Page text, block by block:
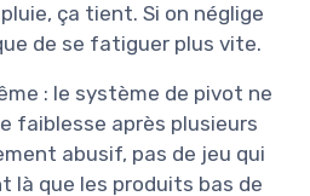
ça tient. Si on néglige
de se fatiguer plus vite.
: le système de pivot ne
faiblesse après plusieurs
abusif, pas de jeu qui
là que les produits bas de